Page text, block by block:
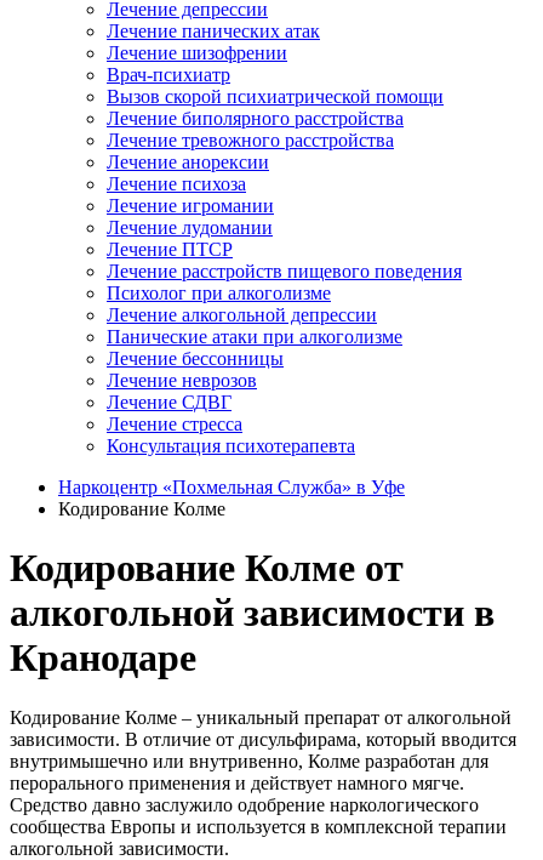
Лечение депрессии
Лечение панических атак
Лечение шизофрении
Врач-психиатр
Вызов скорой психиатрической помощи
Лечение биполярного расстройства
Лечение тревожного расстройства
Лечение анорексии
Лечение психоза
Лечение игромании
Лечение лудомании
Лечение ПТСР
Лечение расстройств пищевого поведения
Психолог при алкоголизме
Лечение алкогольной депрессии
Панические атаки при алкоголизме
Лечение бессонницы
Лечение неврозов
Лечение СДВГ
Лечение стресса
Консультация психотерапевта
Наркоцентр «Похмельная Служба» в Уфе
Кодирование Колме
Кодирование Колме от
алкогольной зависимости в
Кранодаре
Кодирование Колме – уникальный препарат от алкогольной
зависимости. В отличие от дисульфирама, который вводится
внутримышечно или внутривенно, Колме разработан для
перорального применения и действует намного мягче.
Средство давно заслужило одобрение наркологического
сообщества Европы и используется в комплексной терапии
алкогольной зависимости.